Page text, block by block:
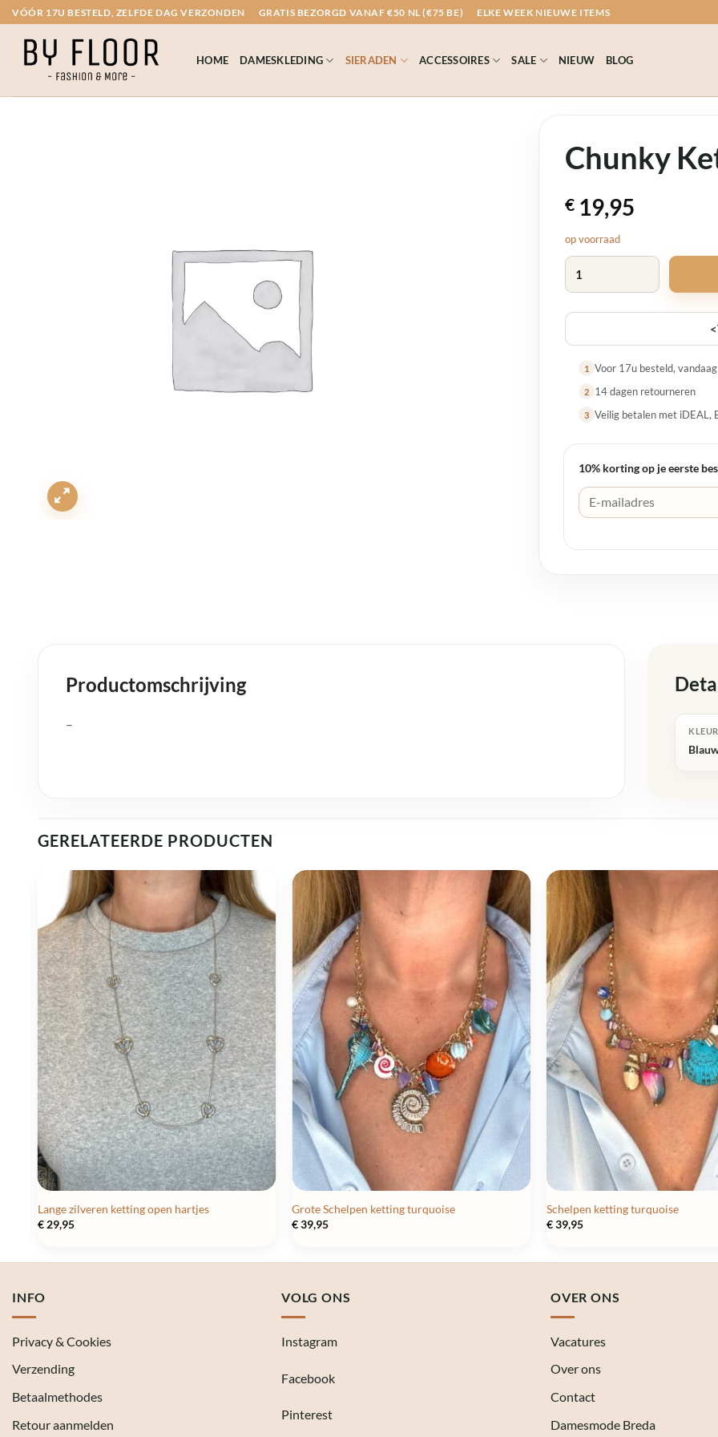
Ga
naar
inhoud
VÓÓR 17U BESTELD, ZELFDE DAG VERZONDEN GRATIS BEZORGD VANAF €50 NL (€75 BE) ELKE WEEK NIEUWE ITEMS
HOME DAMESKLEDING SIERADEN ACCESSOIRES SALE NIEUW BLOG
Chunky
€ 19,95
op voorraad
Chunky Ketting Blauw aantal
<
1 Voor 17u besteld,
2 14 dagen retourneren
3 Veilig betalen met iDEAL,
10% korting op je eerste
Productomschrijving
– KLEUR
GERELATEERDE PRODUCTEN
Lange zilveren ketting open hartjes
€29,95
Grote Schelpen ketting turquoise
€39,95
Schelpen ketting turquoise
€39,95
INFO
Privacy & Cookies
Verzending
Betaalmethodes
Retour aanmelden
VOLG ONS
Instagram
Facebook
Pinterest
OVER ONS
Vacatures
Over ons
Contact
Damesmode Breda